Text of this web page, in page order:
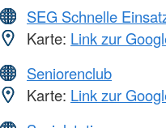
SEG Schnelle
Karte: Link zur
Seniorenclub
Karte: Link zur